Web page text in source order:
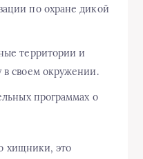
по охране дикой
территории и
в своем окружении.
программах о
хищники, это